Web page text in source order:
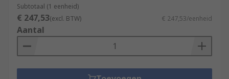
Subtotaal (1 eenheid)
€ 247,53(excl. BTW) € 247,53/eenheid
Aantal